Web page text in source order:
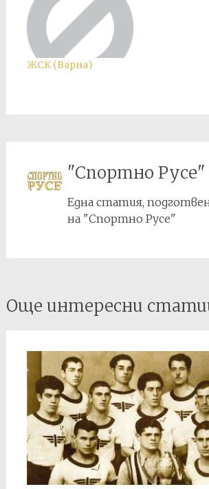
ЖСК (Варна)
"Спортно Русе"
Една статия,
на "Спортно Русе"
Post
navigation
Още интересни